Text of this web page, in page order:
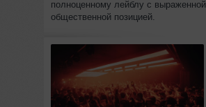
полноценному лейблу с выраженной
общественной позицией.